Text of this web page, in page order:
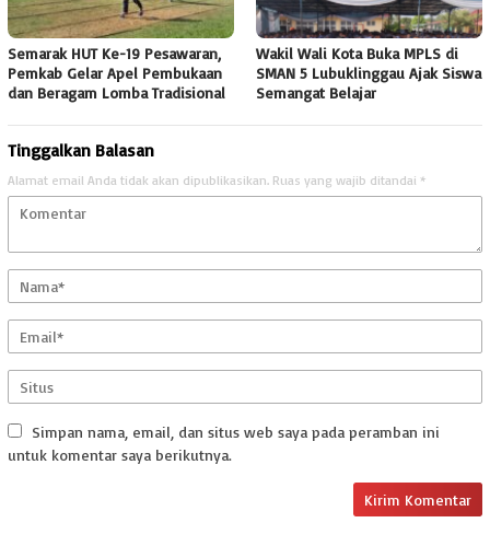
Semarak HUT Ke-19 Pesawaran,
Pemkab Gelar Apel Pembukaan
dan Beragam Lomba Tradisional
Wakil Wali Kota Buka MPLS di
SMAN 5 Lubuklinggau Ajak Siswa
Semangat Belajar
Tinggalkan Balasan
Alamat email Anda tidak akan dipublikasikan. Ruas yang wajib ditandai *
Simpan nama, email, dan situs web saya pada peramban ini
untuk komentar saya berikutnya.